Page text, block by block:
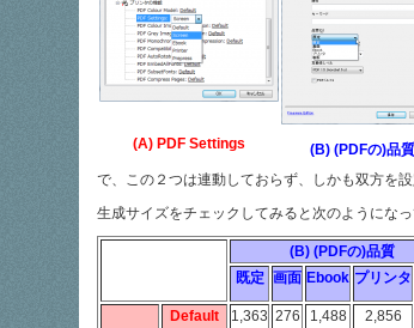
(A) PDF Settings
(B) (PDFの)品質
で、この２つは連動しておらず、しかも双方を
生成サイズをチェックしてみると次のようになっ
(B) (PDFの)品質
既定 画面 Ebook プリンタ
Default 1,363 276 1,488 2,856